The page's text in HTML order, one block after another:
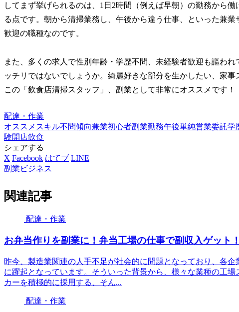
してまず挙げられるのは、1日2時間（例えば早朝）の勤務から
る点です。朝から清掃業務し、午後から違う仕事、といった兼
歓迎の職種なのです。
また、多くの求人で性別年齢・学歴不問、未経験者歓迎も謳わ
ッチリではないでしょうか。綺麗好きな部分を生かしたい、家
この「飲食店清掃スタッフ」、副業として非常にオススメです！
配達・作業
オススメ スキル不問傾向兼業初心者副業勤務午後単純営業委託学
験開店飲食
シェアする
X Facebook はてブ LINE
副業ビジネス
関連記事
配達・作業
お弁当作りを副業に！弁当工場の仕事で副収入ゲット！
昨今、製造業関連の人手不足が社会的に問題となっており、各
に躍起となっています。そういった背景から、様々な業種の工
カーを積極的に採用する、そん...
配達・作業